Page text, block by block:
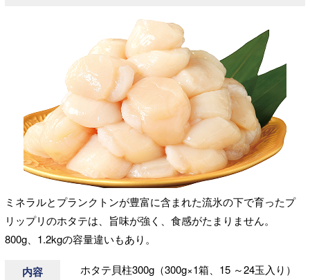
ミネラルとプランクトンが豊富に含まれた流氷の下で育ったプ
リップリのホタテは、旨味が強く、食感がたまりません。
800g、1.2kgの容量違いもあり。
内容
ホタテ貝柱300g（300g×1箱、15 ～24玉入り）